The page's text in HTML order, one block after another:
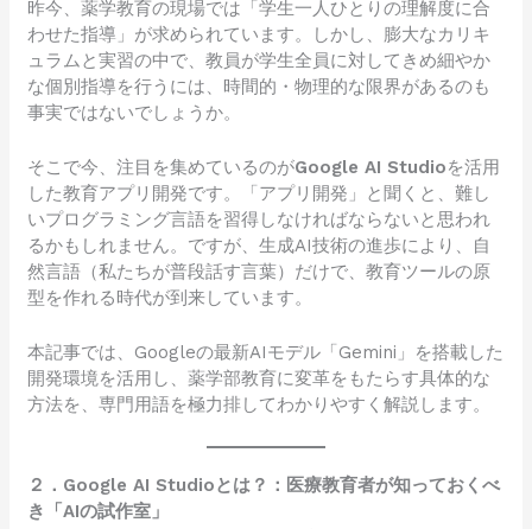
昨今、薬学教育の現場では「学生一人ひとりの理解度に合
わせた指導」が求められています。しかし、膨大なカリキ
ュラムと実習の中で、教員が学生全員に対してきめ細やか
な個別指導を行うには、時間的・物理的な限界があるのも
事実ではないでしょうか。
そこで今、注目を集めているのがGoogle AI Studioを活用
した教育アプリ開発です。「アプリ開発」と聞くと、難し
いプログラミング言語を習得しなければならないと思われ
るかもしれません。ですが、生成AI技術の進歩により、自
然言語（私たちが普段話す言葉）だけで、教育ツールの原
型を作れる時代が到来しています。
本記事では、Googleの最新AIモデル「Gemini」を搭載した
開発環境を活用し、薬学部教育に変革をもたらす具体的な
方法を、専門用語を極力排してわかりやすく解説します。
２．Google AI Studioとは？：医療教育者が知っておくべ
き「AIの試作室」